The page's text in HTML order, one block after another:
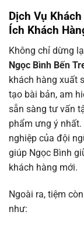
Dịch Vụ
Ích Khách
Không chỉ dừng
Ngọc Bình Bến
khách hàng xuất
tạo bài bản, am
sẵn sàng tư vấn
phẩm ưng ý
nghiệp của đội
giúp Ngọc Bình
khách hàng mới.
Ngoài ra, tiệm
như: